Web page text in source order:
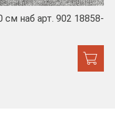
см наб арт. 902 18858-